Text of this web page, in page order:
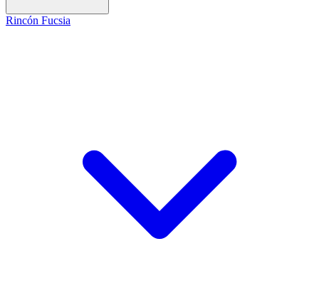
Rincón Fucsia